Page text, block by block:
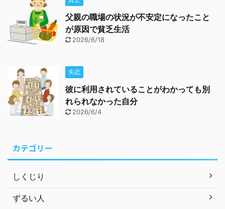
父親の職場の状況が不安定になったこと
が原因で貧乏生活
2026/6/18
失恋
彼に利用されていることがわかっても別
れられなかった自分
2026/6/4
カテゴリー
しくじり
ずるい人